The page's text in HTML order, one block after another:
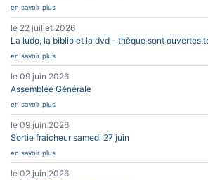
en savoir plus
le 22 juillet 2026
La ludo, la biblio et la dvd - thèque sont ouvertes
en savoir plus
le 09 juin 2026
Assemblée Générale
en savoir plus
le 09 juin 2026
Sortie fraicheur samedi 27 juin
en savoir plus
le 02 juin 2026